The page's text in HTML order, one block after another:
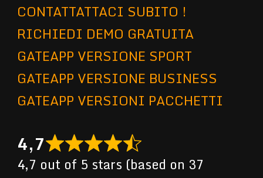
CONTATTATTACI SUBITO !
RICHIEDI DEMO GRATUITA
GATEAPP VERSIONE SPORT
GATEAPP VERSIONE BUSINESS
GATEAPP VERSIONI PACCHETTI
4,7
4,7 out of 5 stars (based on 37